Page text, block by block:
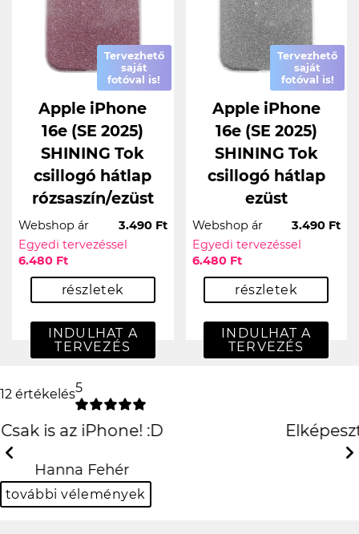
Tervezhető
saját
fotóval is!
Apple iPhone
16e (SE 2025)
SHINING Tok
csillogó hátlap
rózsaszín/ezüst
Webshop ár
3.490 Ft
Egyedi tervezéssel
6.480 Ft
részletek
INDULHAT A
TERVEZÉS
Tervezhető
saját
fotóval is!
Apple iPhone
16e (SE 2025)
SHINING Tok
csillogó hátlap
ezüst
Webshop ár
3.490 Ft
Egyedi tervezéssel
6.480 Ft
részletek
INDULHAT A
TERVEZÉS
12 értékelés5
Elképesztően jó lett, köszönöm
Kinga Borsos-Kuti
Previous
további vélemények